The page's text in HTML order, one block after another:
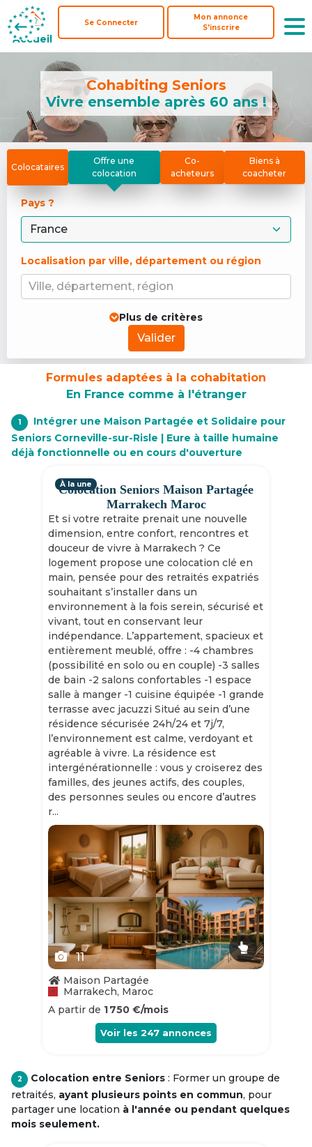
Accueil
Se Connecter
Mon annonce
S'inscrire
Accueil
Se Connecter
Mon annonce
S'inscrire
Cohabiting Seniors
Vivre ensemble après 60 ans !
Colocataires
Offre une
colocation
Co-
acheteurs
Biens à
coacheter
Pays ?
Localisation par ville, département ou région
Ville, département, région
Plus de critères
Valider
Formules adaptées à la cohabitation
En France comme à l'étranger
1
Intégrer une Maison Partagée et Solidaire pour
Seniors Corneville-sur-Risle | Eure à taille humaine
déjà fonctionnelle ou en cours d'ouverture
Colocation Seniors Maison Partagée
Marrakech Maroc
Et si votre retraite prenait une nouvelle
dimension, entre confort, rencontres et
douceur de vivre à Marrakech ? Ce
logement propose une colocation clé en
main, pensée pour des retraités expatriés
souhaitant s’installer dans un
environnement à la fois serein, sécurisé et
vivant, tout en conservant leur
indépendance. L’appartement, spacieux et
entièrement meublé, offre : -4 chambres
(possibilité en solo ou en couple) -3 salles
de bain -2 salons confortables -1 espace
salle à manger -1 cuisine équipée -1 grande
terrasse avec jacuzzi Situé au sein d’une
résidence sécurisée 24h/24 et 7j/7,
l’environnement est calme, verdoyant et
agréable à vivre. La résidence est
intergénérationnelle : vous y croiserez des
familles, des jeunes actifs, des couples,
des personnes seules ou encore d’autres
r...
À la une
Slide 1 of 11
11
Maison Partagée
Marrakech, Maroc
A partir de 1 750 €/mois
Voir les 247 annonces
2 Colocation entre Seniors : Former un groupe de
retraités, ayant plusieurs points en commun, pour
partager une location à l'année ou pendant quelques
mois seulement.